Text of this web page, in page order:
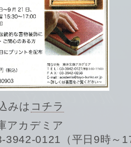
みは コチラ
庫アカデミア
3942-0121（平日9時～